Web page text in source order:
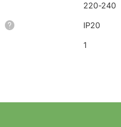
220-240
IP20
1